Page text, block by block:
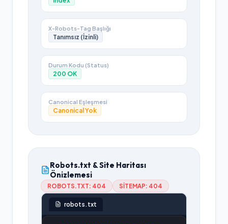
X-Robots-Tag Başlığı
Tanımsız (İzinli)
Durum Kodu (Status)
200 OK
Canonical Eşleşmesi
Canonical Yok
Robots.txt & Site Haritası
Önizlemesi
ROBOTS.TXT: 404 SITEMAP: 404
robots.txt